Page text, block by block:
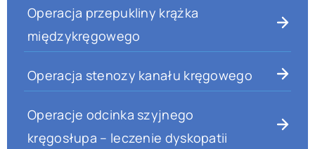
Operacja przepukliny krążka
międzykręgowego
Operacja stenozy kanału kręgowego
Operacje odcinka szyjnego
kręgosłupa – leczenie dyskopatii